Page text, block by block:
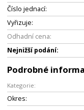
Číslo jednací:
Vyřizuje:
Odhadní cena:
Nejnižší podání:
Podrobné
Kategorie:
Okres: